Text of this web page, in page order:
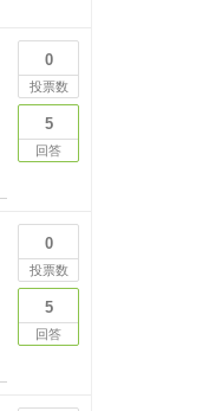
0
投票数
5
回答
0
投票数
5
回答